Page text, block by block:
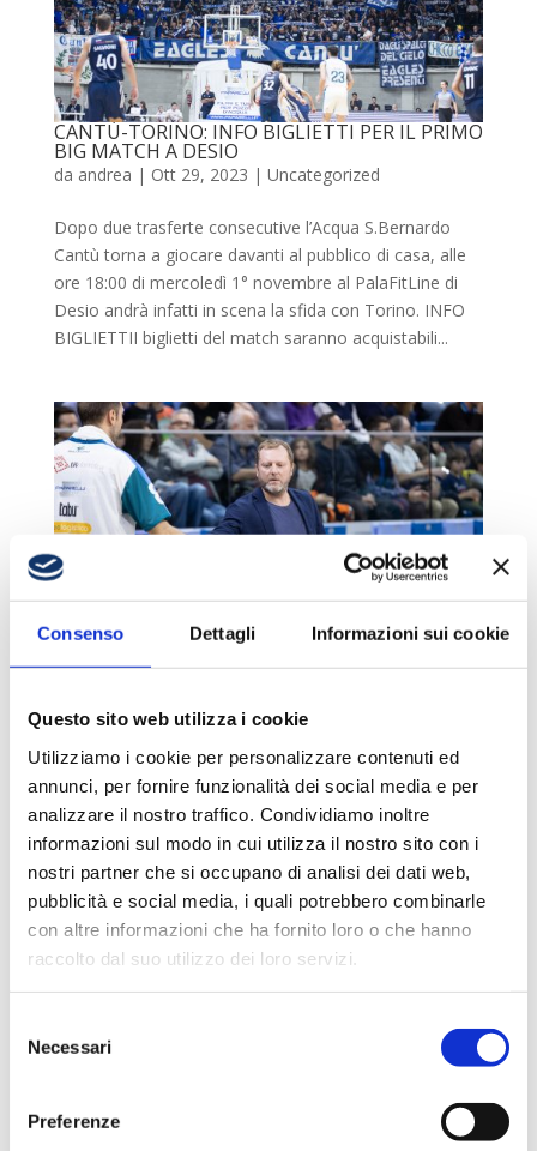
Consenso Dettagli Informazioni sui cookie
Questo sito web utilizza i cookie
Utilizziamo i cookie per personalizzare contenuti ed
annunci, per fornire funzionalità dei social media e per
analizzare il nostro traffico. Condividiamo inoltre
informazioni sul modo in cui utilizza il nostro sito con i
nostri partner che si occupano di analisi dei dati web,
pubblicità e social media, i quali potrebbero combinarle
con altre informazioni che ha fornito loro o che hanno
raccolto dal suo utilizzo dei loro servizi.
delNecessari
Preferenze
CANTÙ-TORINO: INFO BIGLIETTI PER IL PRIMO
BIG MATCH A DESIO
da andrea | Ott 29, 2023 | Uncategorized
Dopo due trasferte consecutive l’Acqua S.Bernardo
Cantù torna a giocare davanti al pubblico di casa, alle
ore 18:00 di mercoledì 1° novembre al PalaFitLine di
Desio andrà infatti in scena la sfida con Torino. INFO
BIGLIETTII biglietti del match saranno acquistabili...
URANIA MILANO-ACQUA S.BERNARDO CANTÙ
Il commento di coach Devis Cagnardi dopo Urania
Milano-Acqua S.Bernardo Cantù. “Sapevamo di trovare
una squadra votata all’attacco e pronta ad accendersi
in ogni momento della partita e così è stato. Il primo
tempo è stato simile per entrambe le squadre, 51 pari...